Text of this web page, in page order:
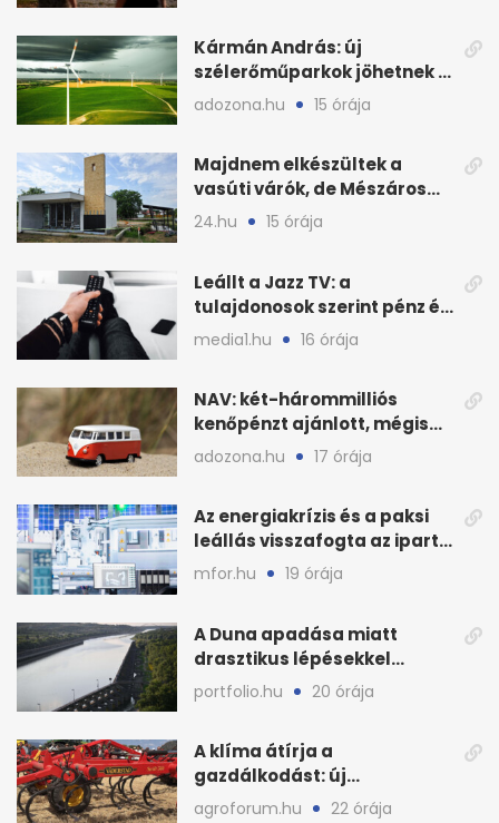
Kármán András: új
szélerőműparkok jöhetnek a
kormányülés döntése
adozona.hu 15 órája
Majdnem elkészültek a
vasúti várók, de Mészáros
bizalmasa leromboltatja
24.hu 15 órája
Leállt a Jazz TV: a
tulajdonosok szerint pénz és
szabályok döntöttek
media1.hu 16 órája
NAV: két-hárommilliós
kenőpénzt ajánlott, mégis
lefoglalták a hamis árut
adozona.hu 17 órája
Az energiakrízis és a paksi
leállás visszafogta az ipart,
nyáron kisebb a kár
mfor.hu 19 órája
A Duna apadása miatt
drasztikus lépésekkel
védenék a cernavodăi
atomerőművet
portfolio.hu 20 órája
A klíma átírja a
gazdálkodást: új
megoldásokat keres a
agroforum.hu 22 órája